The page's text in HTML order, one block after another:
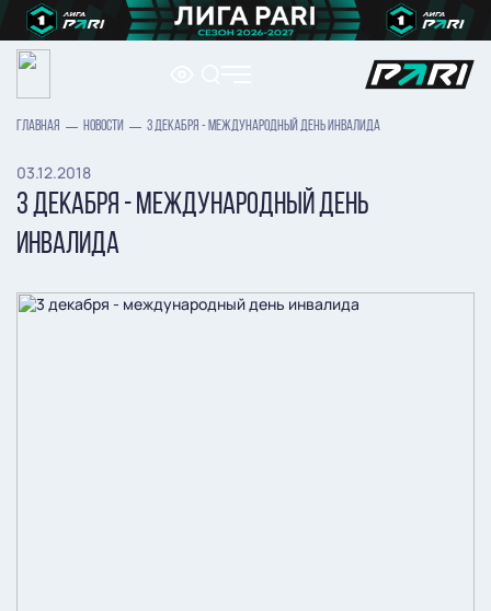
ГЛАВНАЯ НОВОСТИ 3 ДЕКАБРЯ - МЕЖДУНАРОДНЫЙ ДЕНЬ ИНВАЛИДА
03.12.2018
3 ДЕКАБРЯ - МЕЖДУНАРОДНЫЙ ДЕНЬ
ИНВАЛИДА